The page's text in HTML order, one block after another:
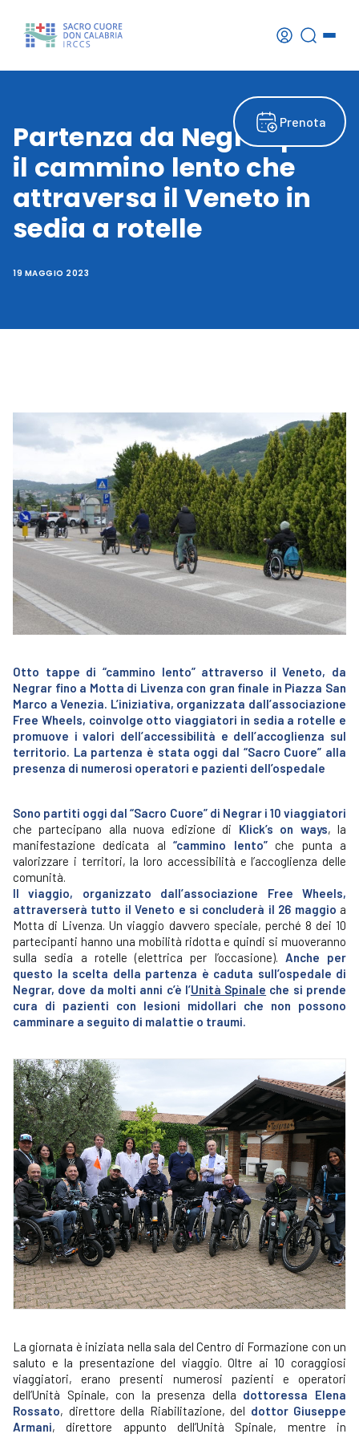
Prenota
Partenza da Negrar per
il cammino lento che
attraversa il Veneto in
sedia a rotelle
19 MAGGIO 2023
Otto tappe di “cammino lento” attraverso il Veneto, da
Negrar fino a Motta di Livenza con gran finale in Piazza San
Marco a Venezia. L’iniziativa, organizzata dall’associazione
Free Wheels, coinvolge otto viaggiatori in sedia a rotelle e
promuove i valori dell’accessibilità e dell’accoglienza sul
territorio. La partenza è stata oggi dal “Sacro Cuore” alla
presenza di numerosi operatori e pazienti dell’ospedale
Sono partiti oggi dal “Sacro Cuore” di Negrar i 10 viaggiatori
che partecipano alla nuova edizione di Klick’s on ways, la
manifestazione dedicata al“cammino lento”che punta a
valorizzare i territori, la loro accessibilità e l’accoglienza delle
comunità.
Il viaggio, organizzato dall’associazione Free Wheels,
attraverserà tutto il Veneto e si concluderà il 26 maggio a
Motta di Livenza. Un viaggio davvero speciale, perché 8 dei 10
partecipanti hanno una mobilità ridotta e quindi si muoveranno
sulla sedia a rotelle (elettrica per l’occasione). Anche per
questo la scelta della partenza è caduta sull’ospedale di
Negrar, dove da molti anni c’è l’Unità Spinale che si prende
cura di pazienti con lesioni midollari che non possono
camminare a seguito di malattie o traumi.
La giornata è iniziata nella sala del Centro di Formazione con un
saluto e la presentazione del viaggio. Oltre ai 10 coraggiosi
viaggiatori, erano presenti numerosi pazienti e operatori
dell’Unità Spinale, con la presenza della dottoressa Elena
Rossato, direttore della Riabilitazione, del dottor Giuseppe
Armani, direttore appunto dell’Unità Spinale, mentre in